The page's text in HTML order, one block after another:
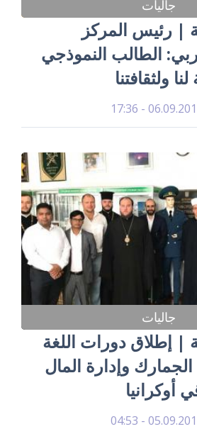
جاليات
| رئيس المركز
الطالب النموذجي
ولثقافتنا
06.09.2018 -
جاليات
| إطلاق دورات اللغة
الجمارك وإدارة المال
أوكرانيا
05.09.2018 -